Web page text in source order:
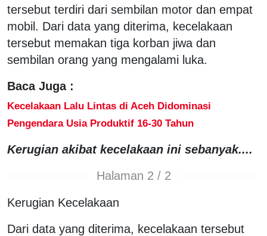
tersebut terdiri dari sembilan motor dan empat
mobil. Dari data yang diterima, kecelakaan
tersebut memakan tiga korban jiwa dan
sembilan orang yang mengalami luka.
Baca Juga :
Kecelakaan Lalu Lintas di Aceh Didominasi
Pengendara Usia Produktif 16-30 Tahun
Kerugian akibat kecelakaan ini sebanyak....
Halaman 2 / 2
Kerugian Kecelakaan
Dari data yang diterima, kecelakaan tersebut